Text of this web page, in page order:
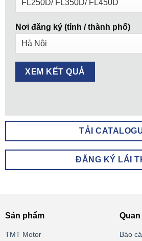
Nơi đăng ký (tỉnh / thành phố)
TẢI
ĐĂNG KÝ LÁI
Sản phẩm
TMT Motor
Báo